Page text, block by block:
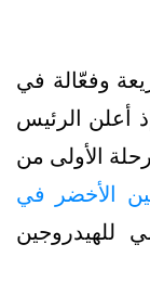
وفعّالة في
أعلن الرئيس
الأولى من
الأخضر في
للهيدروجين